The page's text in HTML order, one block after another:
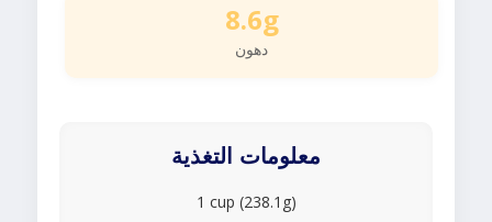
8.6g
دهون
معلومات التغذية
1 cup (238.1g)